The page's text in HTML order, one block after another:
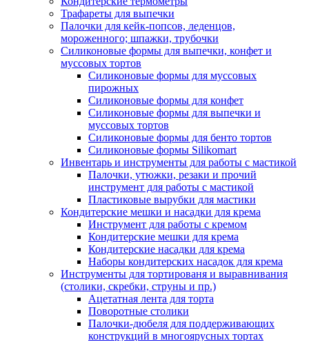
Трафареты для выпечки
Палочки для кейк-попсов, леденцов,
мороженного; шпажки, трубочки
Силиконовые формы для выпечки, конфет и
муссовых тортов
Силиконовые формы для муссовых
пирожных
Силиконовые формы для конфет
Силиконовые формы для выпечки и
муссовых тортов
Силиконовые формы для бенто тортов
Силиконовые формы Silikomart
Инвентарь и инструменты для работы с мастикой
Палочки, утюжки, резаки и прочий
инструмент для работы с мастикой
Пластиковые вырубки для мастики
Кондитерские мешки и насадки для крема
Инструмент для работы с кремом
Кондитерские мешки для крема
Кондитерские насадки для крема
Наборы кондитерских насадок для крема
Инструменты для тортированя и выравнивания
(столики, скребки, струны и пр.)
Ацетатная лента для торта
Поворотные столики
Палочки-дюбеля для поддерживающих
конструкций в многоярусных тортах